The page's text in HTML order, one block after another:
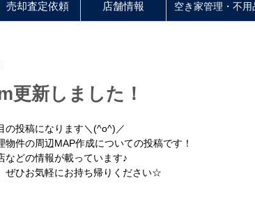
売却査定依頼 店舗情報 空き家管理・不
更新しました！
の投稿になります＼(^o^)／
物件の周辺MAP作成についての投稿です！
などの情報が載っています♪
ぜひお気軽にお持ち帰りください☆